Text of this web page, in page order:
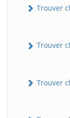
Trouver
Trouver
Trouver